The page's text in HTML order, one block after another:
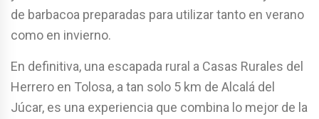
de barbacoa preparadas para utilizar tanto en verano
como en invierno.
En definitiva, una escapada rural a Casas Rurales del
Herrero en Tolosa, a tan solo 5 km de Alcalá del
Júcar, es una experiencia que combina lo mejor de la